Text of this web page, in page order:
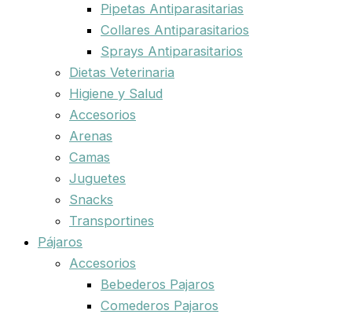
Pipetas Antiparasitarias
Collares Antiparasitarios
Sprays Antiparasitarios
Dietas Veterinaria
Higiene y Salud
Accesorios
Arenas
Camas
Juguetes
Snacks
Transportines
Pájaros
Accesorios
Bebederos Pajaros
Comederos Pajaros